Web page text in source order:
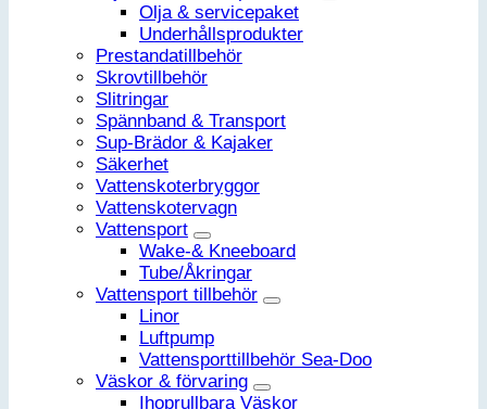
Olja & servicepaket
Underhållsprodukter
Prestandatillbehör
Skrovtillbehör
Slitringar
Spännband & Transport
Sup-Brädor & Kajaker
Säkerhet
Vattenskoterbryggor
Vattenskotervagn
Vattensport
Wake-& Kneeboard
Tube/Åkringar
Vattensport tillbehör
Linor
Luftpump
Vattensporttillbehör Sea-Doo
Väskor & förvaring
Ihoprullbara Väskor